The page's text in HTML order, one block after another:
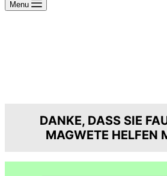
Menu
DANKE, DASS SIE
MAGWETE HELFEN